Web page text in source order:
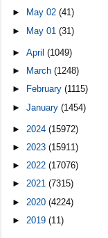
►
May 02(41)
► May 01(31)
►April(1049)
►
March(1248)
►
February(1115)
►January(1454)
► 2024(15972)
►2023(15911)
►2022(17076)
►2021(7315)
► 2020(4224)
► 2019(11)